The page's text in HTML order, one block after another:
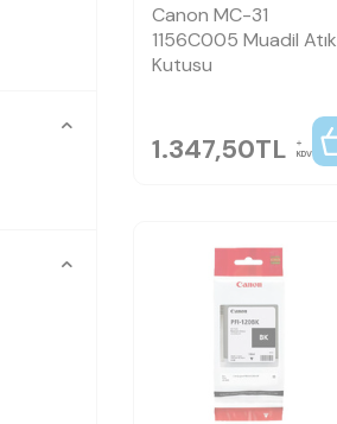
Canon MC-31
1156C005 Muadil Atık
Kutusu
1.347,50TL KDV